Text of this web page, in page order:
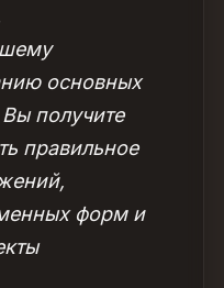
основных
получите
правильное
форм и